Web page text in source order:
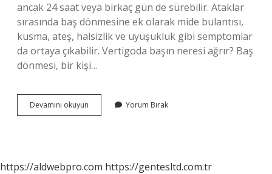
ancak 24 saat veya birkaç gün de sürebilir. Ataklar
sırasında baş dönmesine ek olarak mide bulantısı,
kusma, ateş, halsizlik ve uyuşukluk gibi semptomlar
da ortaya çıkabilir. Vertigoda başın neresi ağrır? Baş
dönmesi, bir kişi…
Devamını okuyun Vertigonun
En
Yorum Bırak
https://aldwebpro.com https://gentesltd.com.tr